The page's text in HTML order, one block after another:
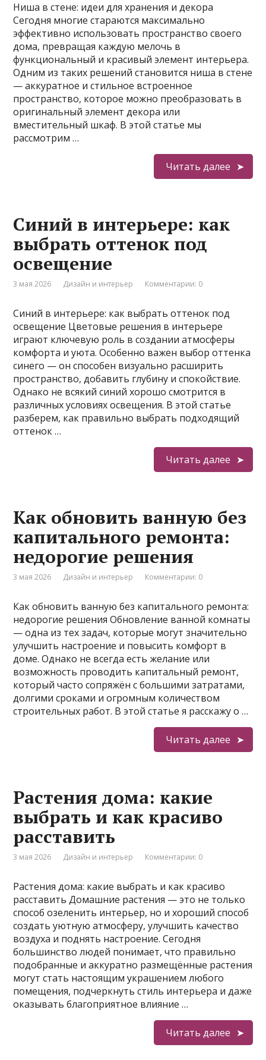
Ниша в стене: идеи для хранения и декора
Сегодня многие стараются максимально
эффективно использовать пространство своего
дома, превращая каждую мелочь в
функциональный и красивый элемент интерьера.
Одним из таких решений становится ниша в стене
— аккуратное и стильное встроенное
пространство, которое можно преобразовать в
оригинальный элемент декора или
вместительный шкаф. В этой статье мы
рассмотрим …
Читать далее
Синий в интерьере: как
выбрать оттенок под
освещение
3 мая 2026 Дизайн и интерьер Комментарии: 0
Синий в интерьере: как выбрать оттенок под
освещение Цветовые решения в интерьере
играют ключевую роль в создании атмосферы
комфорта и уюта. Особенно важен выбор оттенка
синего — он способен визуально расширить
пространство, добавить глубину и спокойствие.
Однако не всякий синий хорошо смотрится в
различных условиях освещения. В этой статье
разберем, как правильно выбрать подходящий
оттенок …
Читать далее
Как обновить ванную без
капитального ремонта:
недорогие решения
3 мая 2026 Дизайн и интерьер Комментарии: 0
Как обновить ванную без капитального ремонта:
недорогие решения Обновление ванной комнаты
— одна из тех задач, которые могут значительно
улучшить настроение и повысить комфорт в
доме. Однако не всегда есть желание или
возможность проводить капитальный ремонт,
который часто сопряжён с большими затратами,
долгими сроками и огромным количеством
строительных работ. В этой статье я расскажу о …
Читать далее
Растения дома: какие
выбрать и как красиво
расставить
3 мая 2026 Дизайн и интерьер Комментарии: 0
Растения дома: какие выбрать и как красиво
расставить Домашние растения — это не только
способ озеленить интерьер, но и хороший способ
создать уютную атмосферу, улучшить качество
воздуха и поднять настроение. Сегодня
большинство людей понимает, что правильно
подобранные и аккуратно размещённые растения
могут стать настоящим украшением любого
помещения, подчеркнуть стиль интерьера и даже
оказывать благоприятное влияние …
Читать далее